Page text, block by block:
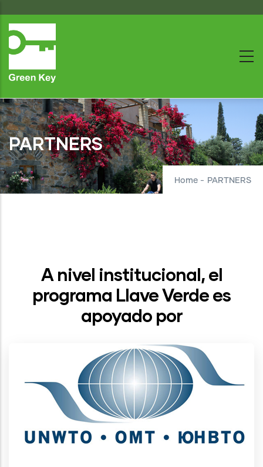
to
main
PARTNERS
Home - PARTNERS
A nivel institucional, el
programa Llave Verde es
apoyado por